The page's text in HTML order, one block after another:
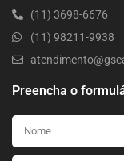
(11) 3698-6676
(11) 98211-9938
Preencha o